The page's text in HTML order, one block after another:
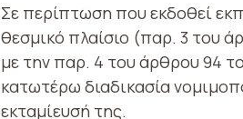
Σε περίπτωση που εκδοθεί
θεσμικό πλαίσιο (παρ. 3 του
με την παρ. 4 του άρθρου 94
κατωτέρω διαδικασία
εκταμίευσή της.